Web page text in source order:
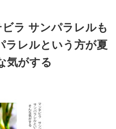
ラ サンパラレルも
ラレルという方が夏
気がする